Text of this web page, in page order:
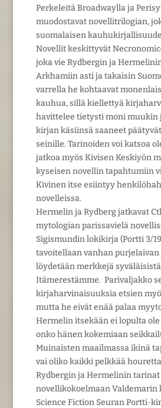
Perkeleitä Broadwaylla ja
muodostavat novellitrilogian,
suomalaisen
Novellit keskittyvät
joka vie Rydbergin ja
Arkhamiin asti ja takaisin
varrella he kohtaavat
kauhua, sillä kiellettyä
havittelee tietysti moni muukin
kirjan käsiinsä saaneet
seinille. Tarinoiden voi katsoa
jatkoa myös Kivisen Keskiyön
kyseisen novellin tapahtumiin
Kivinen itse esiintyy
novelleissa.
Hermelin ja Rydberg jatkavat
mytologian parissavielä
Sigismundin lokikirja (Portti 3/
tavoitellaan vanhan purjelaivan
löydetään merkkejä
Itämerestämme. Parivaljakko
kirjaharvinaisuuksia etsien
mutta he eivät enää palaa
Hermelin itsekään ei lopulta ole
onko hänen kokemiaan
Muinaisten maailmassa ikinä
vai oliko kaikki pelkkää
Rydbergin ja Hermelinin
novellikokoelmaan Valdemarin
Science Fiction Seuran Portti-